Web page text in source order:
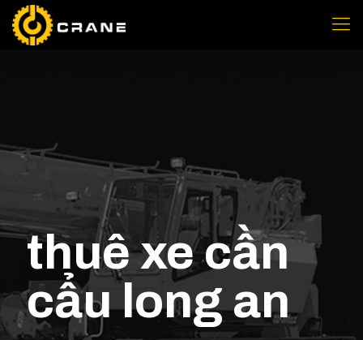
thuê xe cần
cẩu long an